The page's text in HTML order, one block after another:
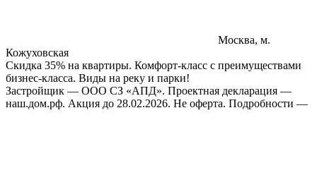
Москва, м.
Кожуховская
Скидка 35% на квартиры. Комфорт-класс с преимуществами
бизнес-класса. Виды на реку и парки!
Застройщик — ООО СЗ «АПД». Проектная декларация —
наш.дом.рф. Акция до 28.02.2026. Не оферта. Подробности —